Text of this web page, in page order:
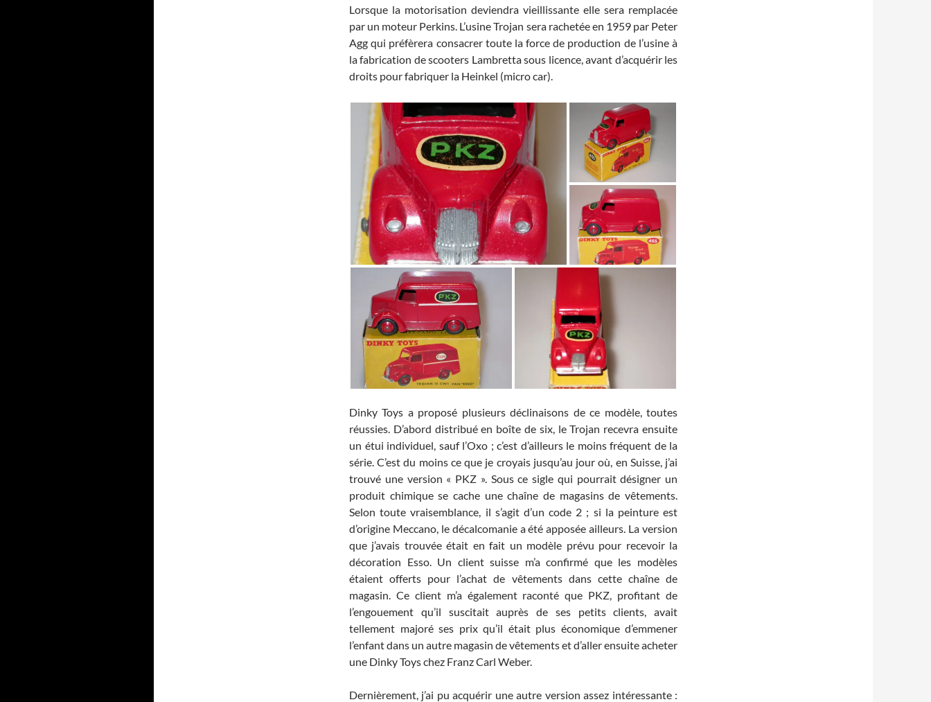
Lorsque la motorisation deviendra vieillissante elle sera remplacée
par un moteur Perkins. L’usine Trojan sera rachetée en 1959 par Peter
Agg qui préfèrera consacrer toute la force de production de l’usine à
la fabrication de scooters Lambretta sous licence, avant d’acquérir les
droits pour fabriquer la Heinkel (micro car).
Dinky Toys a proposé plusieurs déclinaisons de ce modèle, toutes
réussies. D’abord distribué en boîte de six, le Trojan recevra ensuite
un étui individuel, sauf l’Oxo ; c’est d’ailleurs le moins fréquent de la
série. C’est du moins ce que je croyais jusqu’au jour où, en Suisse, j’ai
trouvé une version « PKZ ». Sous ce sigle qui pourrait désigner un
produit chimique se cache une chaîne de magasins de vêtements.
Selon toute vraisemblance, il s’agit d’un code 2 ; si la peinture est
d’origine Meccano, le décalcomanie a été apposée ailleurs. La version
que j’avais trouvée était en fait un modèle prévu pour recevoir la
décoration Esso. Un client suisse m’a confirmé que les modèles
étaient offerts pour l’achat de vêtements dans cette chaîne de
magasin. Ce client m’a également raconté que PKZ, profitant de
l’engouement qu’il suscitait auprès de ses petits clients, avait
tellement majoré ses prix qu’il était plus économique d’emmener
l’enfant dans un autre magasin de vêtements et d’aller ensuite acheter
une Dinky Toys chez Franz Carl Weber.
Dernièrement, j’ai pu acquérir une autre version assez intéressante :